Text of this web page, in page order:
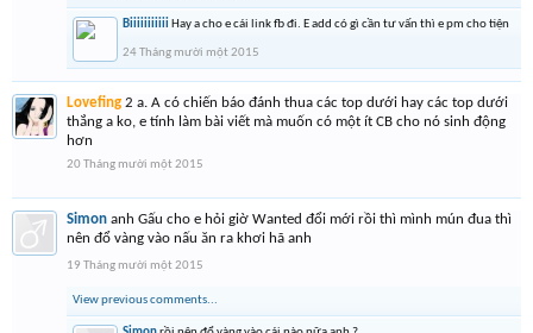
Biiiiiiiiiii Hay a cho e cái link fb đi. E add có gì cần tư vấn thì e pm cho tiện
24 Tháng mười một 2015
Lovefing 2 a. A có chiến báo đánh thua các top dưới hay các top dưới
thắng a ko, e tính làm bài viết mà muốn có một ít CB cho nó sinh động
hơn
20 Tháng mười một 2015
Simon anh Gấu cho e hỏi giờ Wanted đổi mới rồi thì mình mún đua thì
nên đổ vàng vào nấu ăn ra khơi hã anh
19 Tháng mười một 2015
View previous comments...